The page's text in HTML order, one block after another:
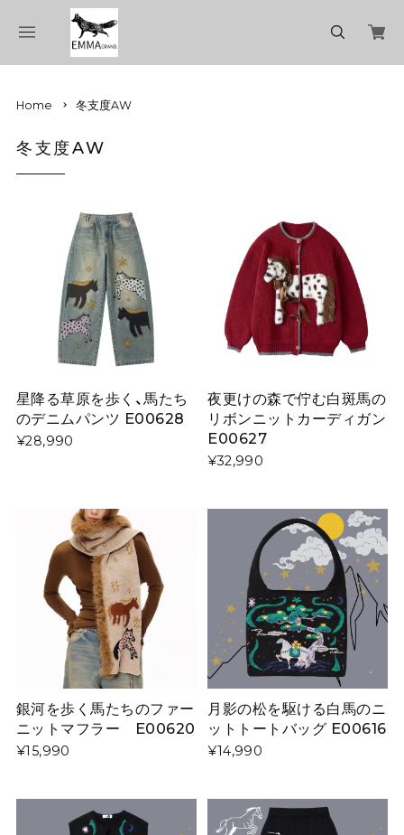
Home 冬支度AW
冬支度AW
星降る草原を歩く、馬たち
のデニムパンツ E00628
¥28,990
夜更けの森で佇む白斑馬の
リボンニットカーディガン
E00627
¥32,990
銀河を歩く馬たちのファー
ニットマフラー E00620
¥15,990
月影の松を駆ける白馬のニ
ットトートバッグ E00616
¥14,990